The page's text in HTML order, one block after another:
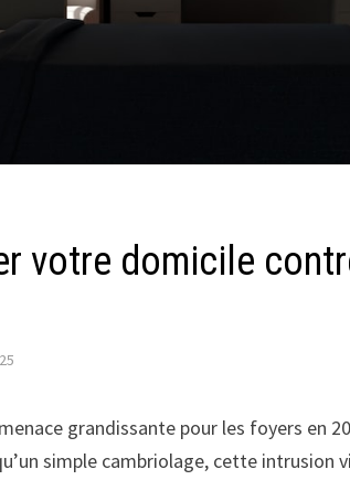
votre domicile
grandissante pour les foyers en
simple cambriolage, cette